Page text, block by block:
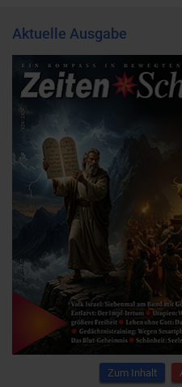
Aktuelle Ausgabe
Zum Inhalt